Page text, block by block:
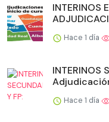
INTERINOS
Hace 1 día
INTERINOS
Hace 1 día